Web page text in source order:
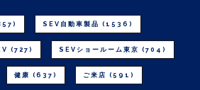
SEV自動車製品 (1536)
(727) SEVショールーム東京 (704)
健康 (637) ご来店 (591)